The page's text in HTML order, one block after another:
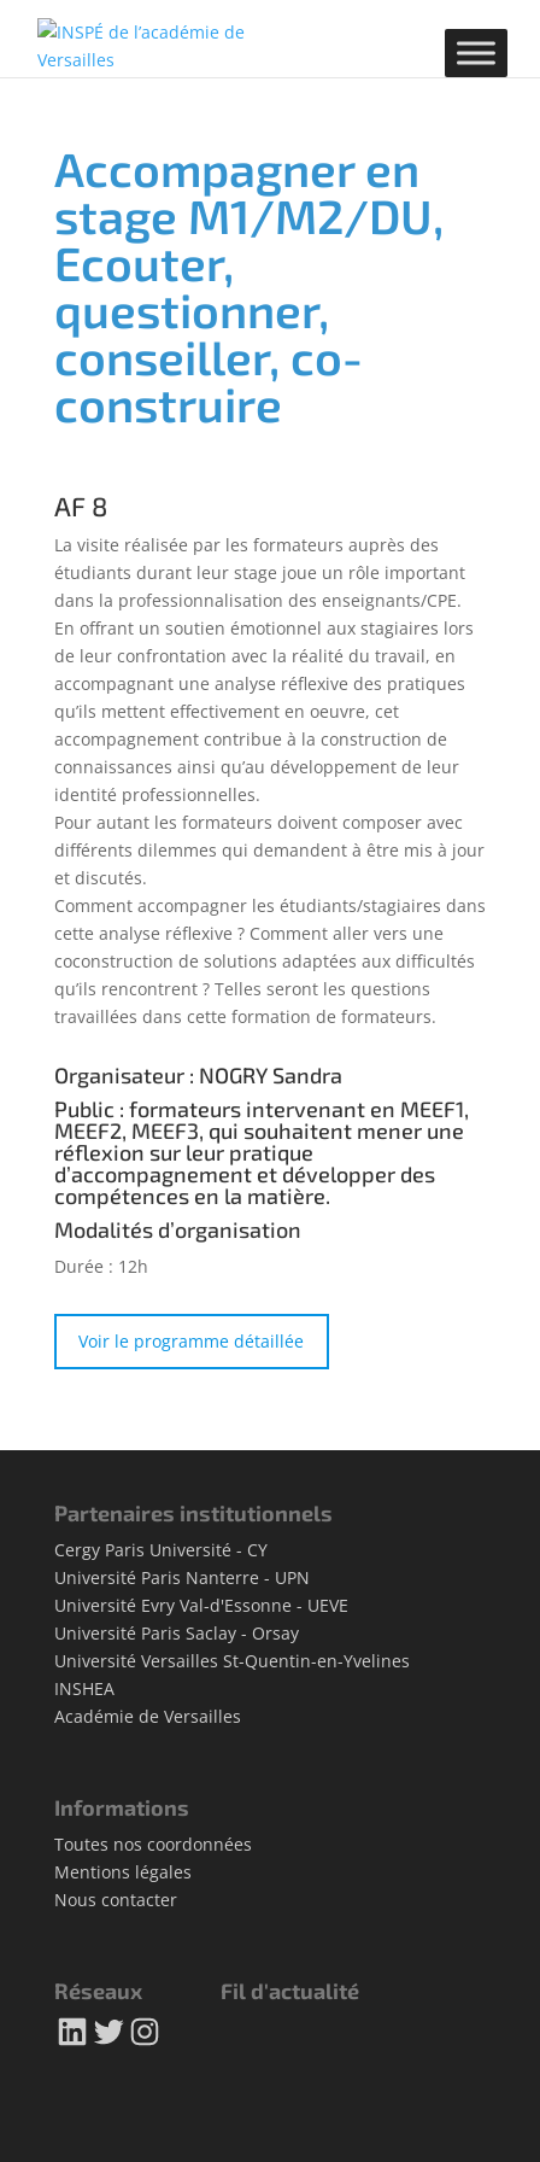
Accompagner en
stage M1/M2/DU,
Ecouter,
questionner,
conseiller, co-
construire
AF 8
La visite réalisée par les formateurs auprès des
étudiants durant leur stage joue un rôle important
dans la professionnalisation des enseignants/CPE.
En offrant un soutien émotionnel aux stagiaires lors
de leur confrontation avec la réalité du travail, en
accompagnant une analyse réflexive des pratiques
qu’ils mettent effectivement en oeuvre, cet
accompagnement contribue à la construction de
connaissances ainsi qu’au développement de leur
identité professionnelles.
Pour autant les formateurs doivent composer avec
différents dilemmes qui demandent à être mis à jour
et discutés.
Comment accompagner les étudiants/stagiaires dans
cette analyse réflexive ? Comment aller vers une
coconstruction de solutions adaptées aux difficultés
qu’ils rencontrent ? Telles seront les questions
travaillées dans cette formation de formateurs.
Organisateur : NOGRY Sandra
Public : formateurs intervenant en MEEF1,
MEEF2, MEEF3, qui souhaitent mener une
réflexion sur leur pratique
d’accompagnement et développer des
compétences en la matière.
Modalités d’organisation
Durée : 12h
Voir le programme détaillée
Partenaires institutionnels
Cergy Paris Université - CY
Université Paris Nanterre - UPN
Université Evry Val-d'Essonne - UEVE
Université Paris Saclay - Orsay
Université Versailles St-Quentin-en-Yvelines
INSHEA
Académie de Versailles
Informations
Toutes nos coordonnées
Mentions légales
Nous contacter
Réseaux
LinkedIn
TwitterInstagram
Fil d'actualité